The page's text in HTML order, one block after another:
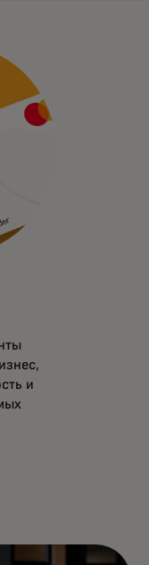
и